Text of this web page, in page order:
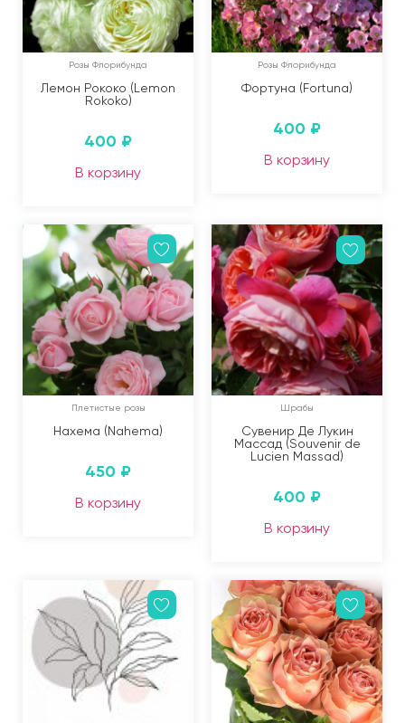
Розы Флорибунда
Лемон Рококо (Lemon
Rokoko)
400 ₽
В корзину
Розы Флорибунда
Фортуна (Fortuna)
400 ₽
В корзину
Плетистые розы
Нахема (Nahema)
450 ₽
В корзину
Шрабы
Сувенир Де Лукин
Массад (Souvenir de
Lucien Massad)
400 ₽
В корзину